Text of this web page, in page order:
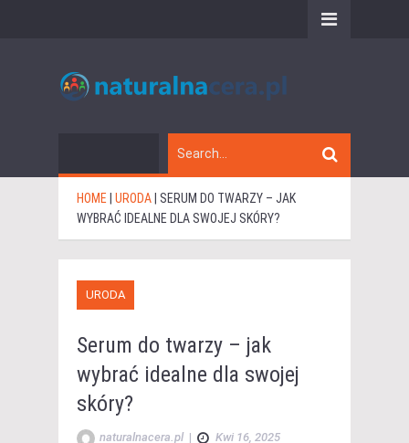
HOME URODA SERUM DO TWARZY – JAK
WYBRAĆ IDEALNE DLA SWOJEJ SKÓRY?
URODA
Serum do twarzy – jak
wybrać idealne dla swojej
skóry?
naturalnacera.pl | Kwi 16, 2025